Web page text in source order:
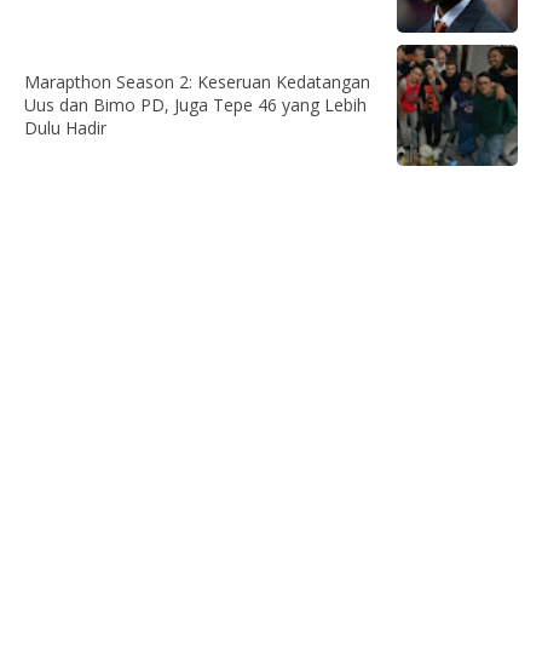
Marapthon Season 2: Keseruan Kedatangan
Uus dan Bimo PD, Juga Tepe 46 yang Lebih
Dulu Hadir